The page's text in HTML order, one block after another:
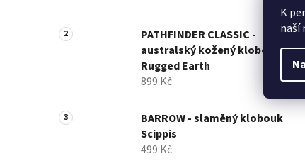
K
naší
PATHFINDER CLASSIC -
australský kožený klobouk
Rugged Earth
899 Kč
BARROW - slaměný klobouk
Scippis
499 Kč